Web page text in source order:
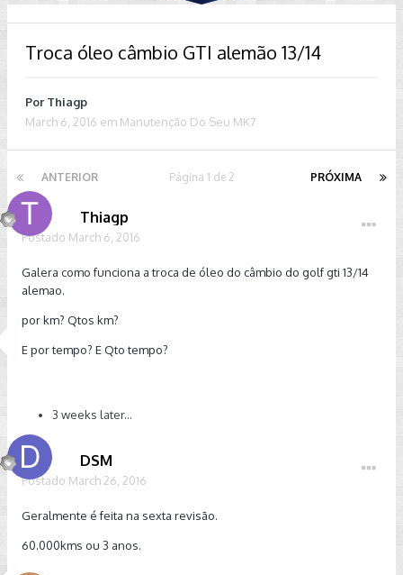
Troca óleo câmbio GTI alemão 13/14
Por Thiagp
March 6, 2016 em Manutenção Do Seu MK7
ANTERIOR PRÓXIMA
Página 1 de 2
Thiagp
Postado March 6, 2016
Galera como funciona a troca de óleo do câmbio do golf gti 13/14
alemao.
por km? Qtos km?
E por tempo? E Qto tempo?
3 weeks later...
DSM
Postado March 26, 2016
Geralmente é feita na sexta revisão.
60.000kms ou 3 anos.